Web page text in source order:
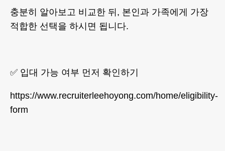
충분히 알아보고 비교한 뒤, 본인과 가족에게 가장
적합한 선택을 하시면 됩니다.
✅ 입대 가능 여부 먼저 확인하기
https://www.recruiterleehoyong.com/home/eligibility-
form